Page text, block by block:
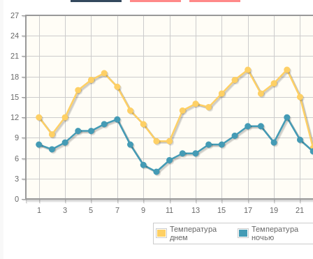
1 3 5 7 9 11 13 15 17 19 21
0
3
6
9
12
15
18
21
24
27
Температура
днем
Температура
ночью